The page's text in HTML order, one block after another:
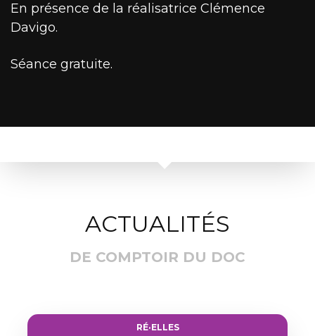
En présence de la réalisatrice Clémence
Davigo.
Séance gratuite.
ACTUALITÉS
DE COMPTOIR DU DOC
RÉ·ELLES